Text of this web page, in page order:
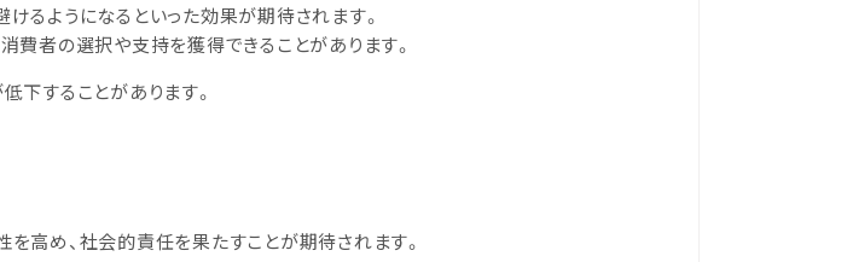
るようになるといった効果が期待されます。
消費者の選択や支持を獲得できることがあります。
下することがあります。
を高め、社会的責任を果たすことが期待されます。